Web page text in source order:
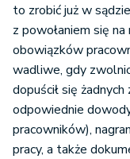
to zrobić już w
z powołaniem się
obowiązków
wadliwe, gdy
dopuścił się
odpowiednie
pracowników),
pracy, a także